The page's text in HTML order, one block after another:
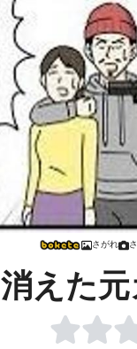
さがれ
えた